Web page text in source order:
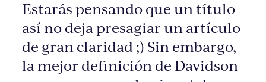
Estarás pensando que un título
así no deja presagiar un artículo
de gran claridad ;) Sin embargo,
la mejor definición de Davidson